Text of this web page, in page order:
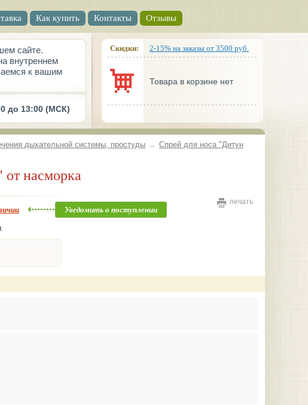
Как купить Контакты Отзывы
сайте.
внутреннем
к вашим
до 13:00 (МСК)
Скидки: 2-15% на заказы от 3500 руб.
Товара в корзине нет
дыхательной системы, простуды → Спрей для носа "Дитун
насморка
печать
Уведомить о поступлении